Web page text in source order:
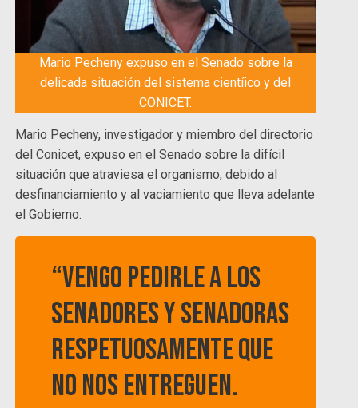
Mario Pecheny expuso en el Senado sobre la
delicada situación del sistema cientíico y del
CONICET.
Mario Pecheny, investigador y miembro del directorio
del Conicet, expuso en el Senado sobre la difícil
situación que atraviesa el organismo, debido al
desfinanciamiento y al vaciamiento que lleva adelante
el Gobierno.
“Vengo pedirle a los
senadores y senadoras
respetuosamente que
no nos entreguen.